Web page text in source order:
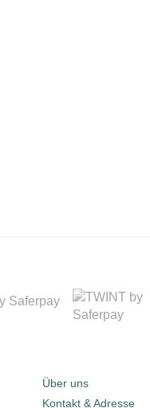
Über uns
Kontakt & Adresse